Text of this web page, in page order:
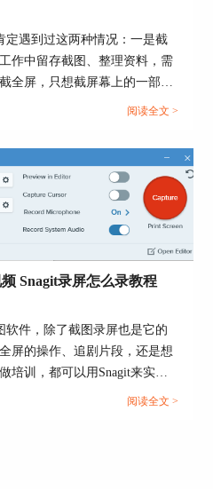
：热键
话，找到全局捕获这一
比如Ctrl+Shift），再点击
了。
的快捷键，点击【视频捕
，还是按照之前的操作来
个组合键就能控制视频捕
果出现快捷键冲突，我们
】后再重新设置。
复为默认值
们主要围绕Snagit如何滚
定遇到过这两种情况：一是截
作中留存截图、整理资料，需
全屏，只想截屏幕上的一部
单，Snagit自带功能就能解决
分的相关内容。...
阅读全文 >
Snagit录屏怎么录教程
软件，除了截图录屏也是它的
屏的操作、追剧片段，还是想
培训，都可以用Snagit来实
录屏怎么录全屏视频，Snagit
阅读全文 >